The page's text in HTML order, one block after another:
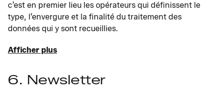
c’est en premier lieu les opérateurs qui définissent le
type, l’envergure et la finalité du traitement des
données qui y sont recueillies.
Afficher plus
6. Newsletter